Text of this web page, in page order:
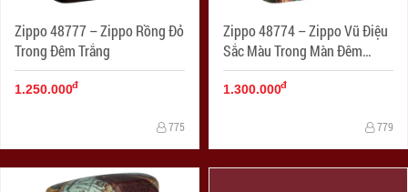
Zippo 48777 – Zippo Rồng Đỏ
Trong Đêm Trắng
1.250.000đ
775
Zippo 48774 – Zippo Vũ Điệu
Sắc Màu Trong Màn Đêm
Huyền Bí
1.300.000đ
779